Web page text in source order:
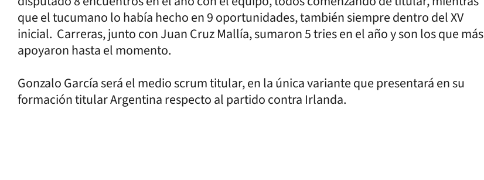
que el tucumano lo había hecho en 9 oportunidades, también siempre dentro del XV
inicial. Carreras, junto con Juan Cruz Mallía, sumaron 5 tries en el año y son los que más
apoyaron hasta el momento.
Gonzalo García será el medio scrum titular, en la única variante que presentará en su
formación titular Argentina respecto al partido contra Irlanda.